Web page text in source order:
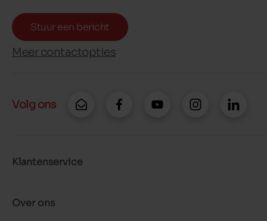
Stuur een bericht
Meer contactopties
Volg ons
Klantenservice
Over ons